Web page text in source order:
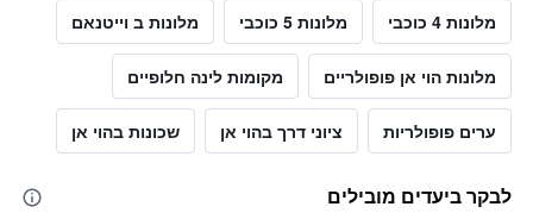
מלונות 4 כוכבי מלונות 5 כוכבי מלונות ב וייטנאם
מלונות הוי אן פופולריים מקומות לינה חלופיים
ערים פופולריות ציוני דרך בהוי אן שכונות בהוי אן
לבקר ביעדים מובילים